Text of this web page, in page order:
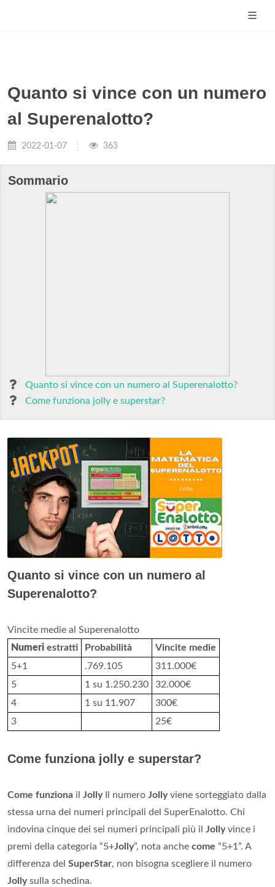
Quanto si vince con un numero
al Superenalotto?
2022-01-07 363
Sommario
Quanto si vince con un numero al Superenalotto?
Come funziona jolly e superstar?
Quanto si vince con un numero al
Superenalotto?
Vincite medie al Superenalotto
Numeri estratti Probabilità
Vincite medie
5+1
.769.105
311.000€
5
1 su 1.250.230
32.000€
4
1 su 11.907
300€
3
25€
Come funziona jolly e superstar?
Come funziona il JollyIl numero Jollyviene sorteggiato dalla
stessa urna dei numeri principali del SuperEnalotto. Chi
indovina cinque dei sei numeri principali più il Jollyvince i
premi della categoria “5+Jolly”, nota anche come “5+1”. A
differenza del SuperStar, non bisogna scegliere il numero
Jollysulla schedina.